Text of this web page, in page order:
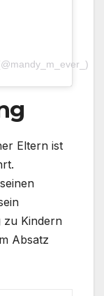
Eltern ist
zu Kindern
Absatz